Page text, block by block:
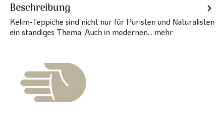
Beschreibung
Kelim-Teppiche sind nicht nur für Puristen und Naturalisten
ein ständiges Thema. Auch in modernen... mehr